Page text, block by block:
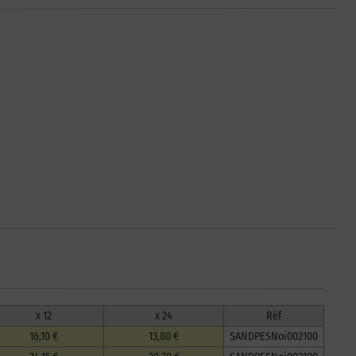
x 12 x 24
Réf
16,10 € 13,80 €
SANDPESNoi002100